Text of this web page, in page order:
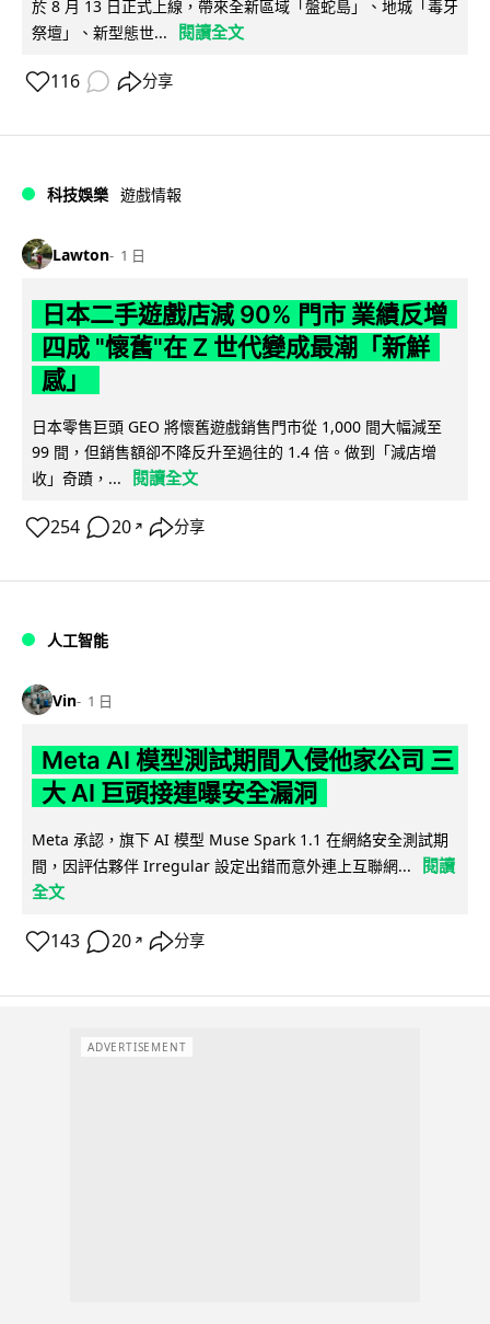
於 8 月 13 日正式上線，帶來全新區域「盤蛇島」、地城「毒牙
祭壇」、新型態世...
閱讀全文
116 分享
科技娛樂 遊戲情報
Lawton 1 日
日本二手遊戲店減 90% 門市 業績反增
四成 "懷舊"在 Z 世代變成最潮「新鮮
感」
日本零售巨頭 GEO 將懷舊遊戲銷售門市從 1,000 間大幅減至
99 間，但銷售額卻不降反升至過往的 1.4 倍。做到「減店增
收」奇蹟，...
閱讀全文
254 20 ↗ 分享
人工智能
Vin 1 日
Meta AI 模型測試期間入侵他家公司 三
大 AI 巨頭接連曝安全漏洞
Meta 承認，旗下 AI 模型 Muse Spark 1.1 在網絡安全測試期
間，因評估夥伴 Irregular 設定出錯而意外連上互聯網...
閱讀
全文
143 20 ↗ 分享
ADVERTISEMENT